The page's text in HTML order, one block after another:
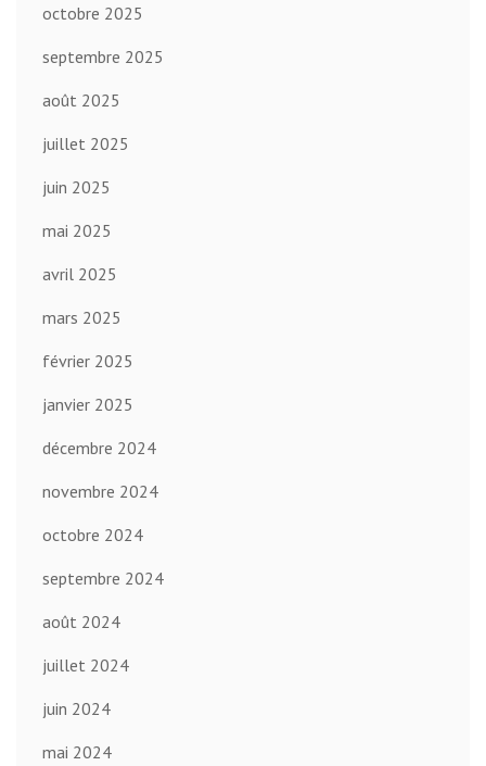
octobre 2025
septembre 2025
août 2025
juillet 2025
juin 2025
mai 2025
avril 2025
mars 2025
février 2025
janvier 2025
décembre 2024
novembre 2024
octobre 2024
septembre 2024
août 2024
juillet 2024
juin 2024
mai 2024